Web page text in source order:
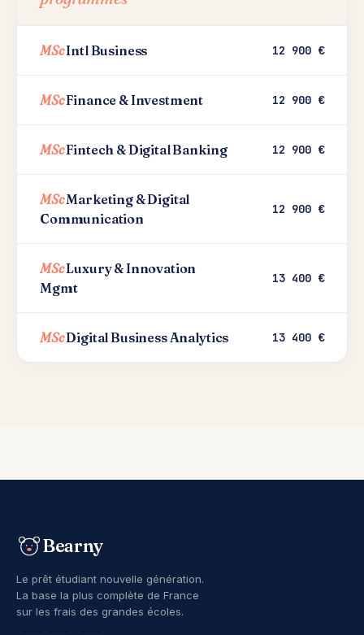
MScIntl Business 12 900 €
MScFinance & Investment 12 900 €
MScFintech & Digital Banking 12 900 €
MScMarketing & Digital
Communication
12 900 €
MScLuxury & Innovation
Mgmt
13 400 €
MScDigital Business Analytics 13 400 €
Bearny
Le prêt étudiant nouvelle génération.
La base la plus complète de France
sur les frais des grandes écoles.